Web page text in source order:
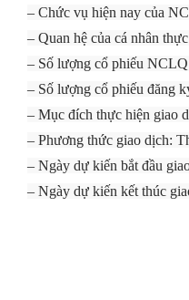
– Chức vụ hiện nay của
– Quan hệ của cá nhân
– Số lượng cổ phiếu
– Số lượng cổ phiếu đăng
– Mục đích thực hiện giao
– Phương thức giao dịch:
– Ngày dự kiến bắt đầu
– Ngày dự kiến kết thúc